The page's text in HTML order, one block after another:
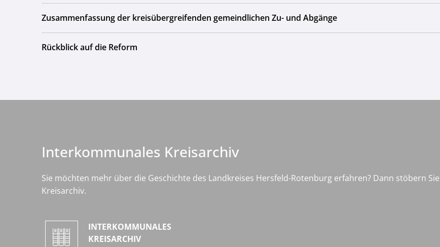
Zusammenfassung der kreisübergreifenden gemeindlichen Zu- und Abgänge
Rückblick auf die Reform
Interkommunales Kreisarchiv
Sie möchten mehr über die Geschichte des Landkreises Hersfeld-Rotenburg erfahren? Dann stöbern
Kreisarchiv.
INTERKOMMUNALES
KREISARCHIV